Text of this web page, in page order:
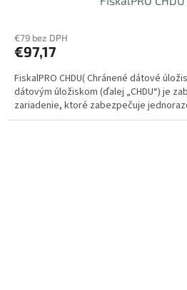
€79 bez DPH
€97,17
FiskalPRO CHDU( Chránené dátové
dátovým úložiskom (ďalej „CHDU“) je
zariadenie, ktoré zabezpečuje